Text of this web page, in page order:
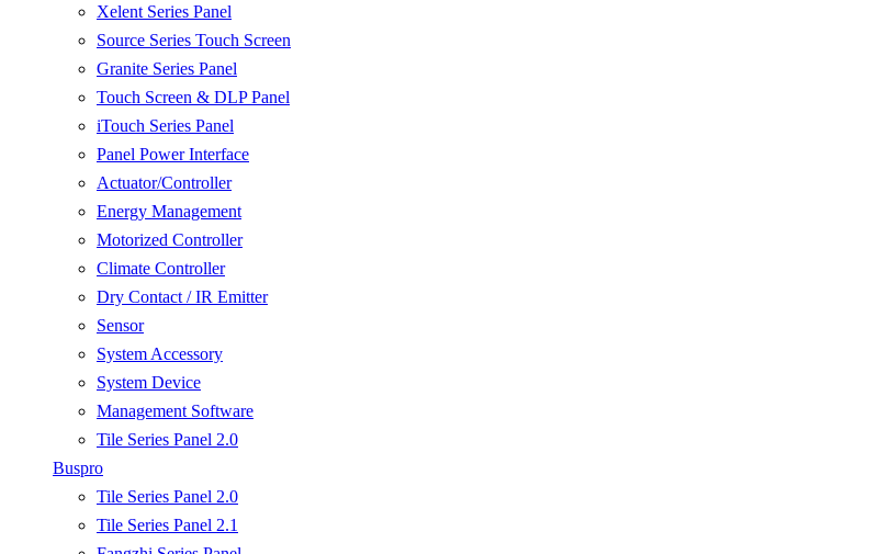
Xelent Series Panel
Source Series Touch Screen
Granite Series Panel
Touch Screen & DLP Panel
iTouch Series Panel
Panel Power Interface
Actuator/Controller
Energy Management
Motorized Controller
Climate Controller
Dry Contact / IR Emitter
Sensor
System Accessory
System Device
Management Software
Tile Series Panel 2.0
Buspro
Tile Series Panel 2.0
Tile Series Panel 2.1